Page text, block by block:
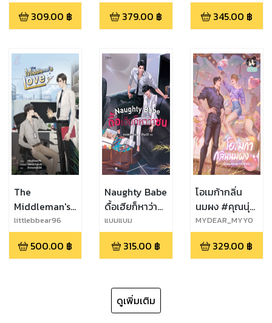
309.00 ฿ 379.00 ฿ 345.00 ฿
The
Middleman's
Love
littlebbear96
500.00 ฿
Naughty Babe
ดื้อเฮียก็หาว่า
ซน
แบมแบม
315.00 ฿
โอเมก้ากลิ่น
นมผง #คุณนุ่ม
นิ่มหมายเลข
หนึ่ง
[Omegaverse]
MYDEAR_MYYO
U
329.00 ฿
ดูเพิ่มเติม